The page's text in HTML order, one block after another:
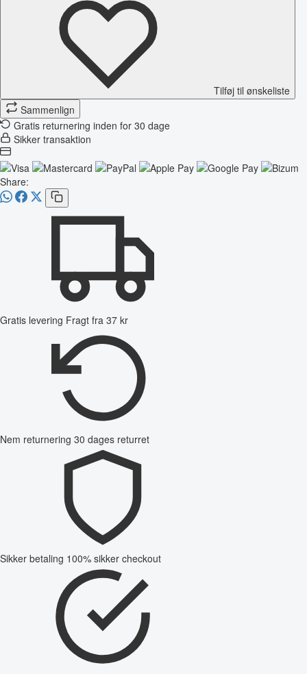
Tilføj til ønskeliste
Sammenlign
Gratis returnering inden for 30 dage
Sikker transaktion
Share:
Gratis levering Fragt fra 37 kr
Nem returnering 30 dages returret
Sikker betaling 100% sikker checkout